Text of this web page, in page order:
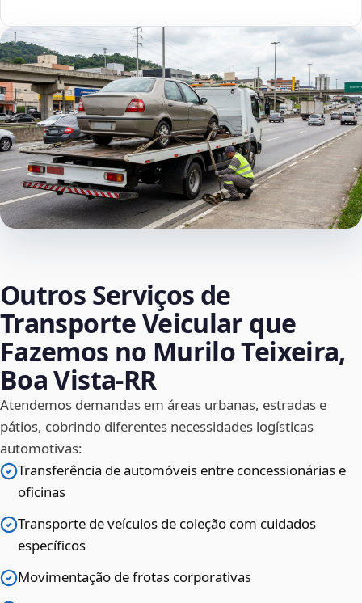
Outros Serviços de
Transporte Veicular que
Fazemos no Murilo Teixeira,
Boa Vista‑RR
Atendemos demandas em áreas urbanas, estradas e
pátios, cobrindo diferentes necessidades logísticas
automotivas:
Transferência de automóveis entre concessionárias e
oficinas
Transporte de veículos de coleção com cuidados
específicos
Movimentação de frotas corporativas